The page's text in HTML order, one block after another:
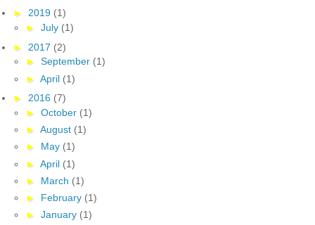
► 2019 (1)
► July (1)
► 2017 (2)
► September (1)
► April (1)
► 2016 (7)
► October (1)
► August (1)
► May (1)
► April (1)
► March (1)
► February (1)
► January (1)